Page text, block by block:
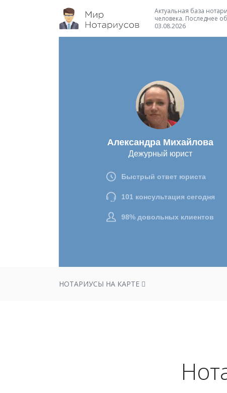
Актуальная база
человека. Последнее
03.08.2026
НОТАРИУСЫ НА КАРТЕ